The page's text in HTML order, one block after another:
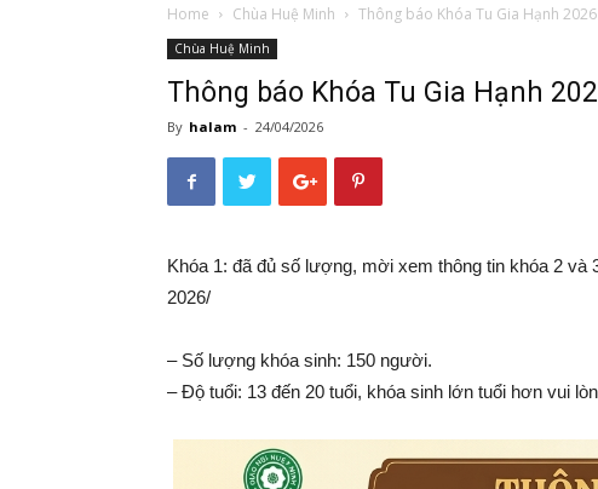
Home Chùa Huệ Minh Thông báo Khóa Tu Gia Hạnh 2026
Chùa Huệ Minh
Thông báo Khóa Tu Gia Hạnh
By halam - 24/04/2026
Khóa 1: đã đủ số lượng, mời xem thông tin khóa 2
2026/
– Số lượng khóa sinh: 150 người.
– Độ tuổi: 13 đến 20 tuổi, khóa sinh lớn tuổi hơn vui